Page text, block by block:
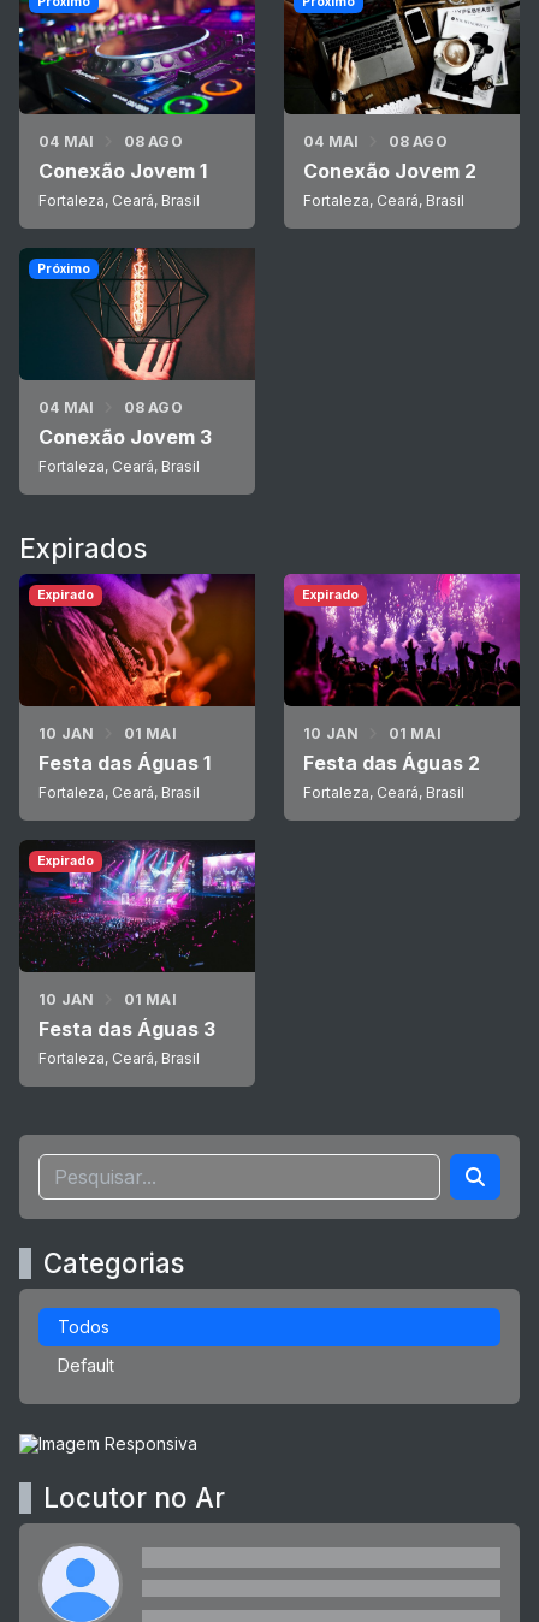
04 MAI 08 AGO
Conexão Jovem 1
Fortaleza, Ceará, Brasil
04 MAI 08 AGO
Conexão Jovem 2
Fortaleza, Ceará, Brasil
04 MAI 08 AGO
Conexão Jovem 3
Fortaleza, Ceará, Brasil
Próximo
Expirados
10 JAN 01 MAI
Festa das Águas 1
Fortaleza, Ceará, Brasil
Expirado
10 JAN 01 MAI
Festa das Águas 2
Fortaleza, Ceará, Brasil
Expirado
10 JAN 01 MAI
Festa das Águas 3
Fortaleza, Ceará, Brasil
Expirado
Categorias
Todos
Default
Locutor no Ar